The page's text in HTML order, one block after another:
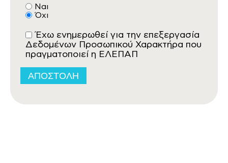
Ναι
Όχι
Έχω ενημερωθεί για την επεξεργασία
Δεδομένων Προσωπικού Χαρακτήρα που
πραγματοποιεί η ΕΛΕΠΑΠ